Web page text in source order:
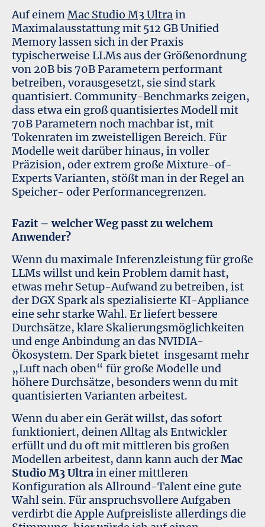
Auf einemMac Studio M3 Ultrain
Maximalausstattung mit 512 GB Unified
Memory lassen sich in der Praxis
typischerweise LLMs aus der Größenordnung
von 20B bis 70B Parametern performant
betreiben, vorausgesetzt, sie sind stark
quantisiert. Community-Benchmarks zeigen,
dass etwa ein groß quantisiertes Modell mit
70B Parametern noch machbar ist, mit
Tokenraten im zweistelligen Bereich. Für
Modelle weit darüber hinaus, in voller
Präzision, oder extrem große Mixture-of-
Experts Varianten, stößt man in der Regel an
Speicher- oder Performancegrenzen.
Fazit – welcher Weg passt zu welchem
Anwender?
Wenn du maximale Inferenzleistung für große
LLMs willst und kein Problem damit hast,
etwas mehr Setup-Aufwand zu betreiben, ist
derDGX Sparkals spezialisierte KI-Appliance
eine sehr starke Wahl. Er liefert bessere
Durchsätze, klare Skalierungsmöglichkeiten
und enge Anbindung an das NVIDIA-
Ökosystem. Der Spark bietet insgesamt mehr
„Luft nach oben“ für große Modelle und
höhere Durchsätze, besonders wenn du mit
quantisierten Varianten arbeitest.
Wenn du aber ein Gerät willst, das sofort
funktioniert, deinen Alltag als Entwickler
erfüllt und du oft mit mittleren bis großen
Modellen arbeitest, dann kann auch derMac
Studio M3 Ultrain einer mittleren
Konfiguration als Allround-Talent eine gute
Wahl sein. Für anspruchsvollere Aufgaben
verdirbt die Apple Aufpreisliste allerdings die